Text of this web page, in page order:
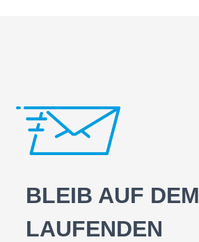
BLEIB AUF DEM
LAUFENDEN